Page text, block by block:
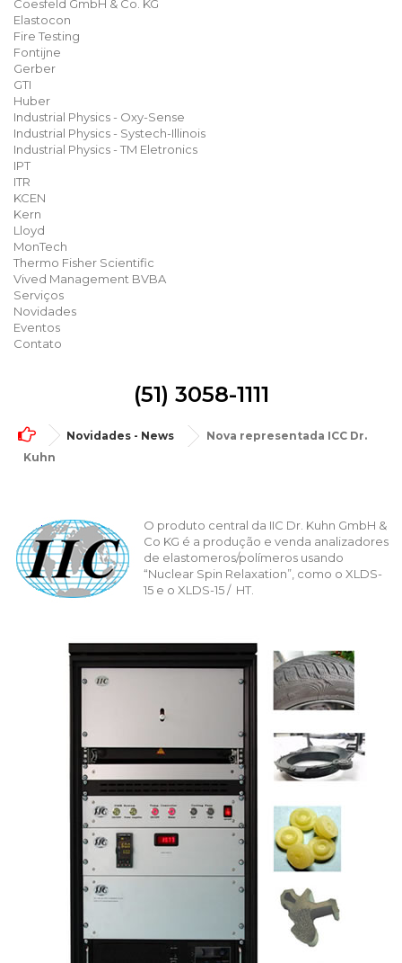
Coesfeld GmbH & Co. KG
Elastocon
Fire Testing
Fontijne
Gerber
GTI
Huber
Industrial Physics - Oxy-Sense
Industrial Physics - Systech-Illinois
Industrial Physics - TM Eletronics
IPT
ITR
KCEN
Kern
Lloyd
MonTech
Thermo Fisher Scientific
Vived Management BVBA
Serviços
Novidades
Eventos
Contato
(51) 3058-1111
Novidades - News
Nova representada ICC Dr.
Kuhn
O produto central da IIC Dr. Kuhn GmbH &
Co KG é a produção e venda analizadores
de elastomeros/polímeros usando
“Nuclear Spin Relaxation”, como o XLDS-
15 e o XLDS-15 / HT.